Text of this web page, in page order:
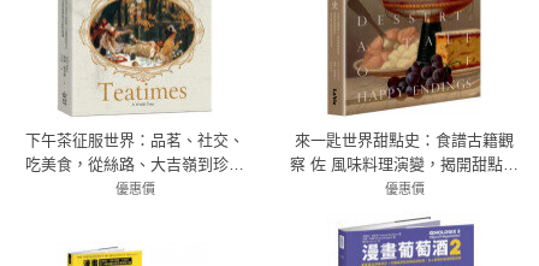
下午茶征服世界：品茗、社交、
吃美食，從絲路、大吉嶺到珍奶
文化，由英國上流社會帶起的全
優惠價
來一匙世界甜點史：食譜古籍觀
察 佐 風味料理演變，揭開甜點蘊
藏的百年歷史趣聞與時代意義
優惠價
72折 389元